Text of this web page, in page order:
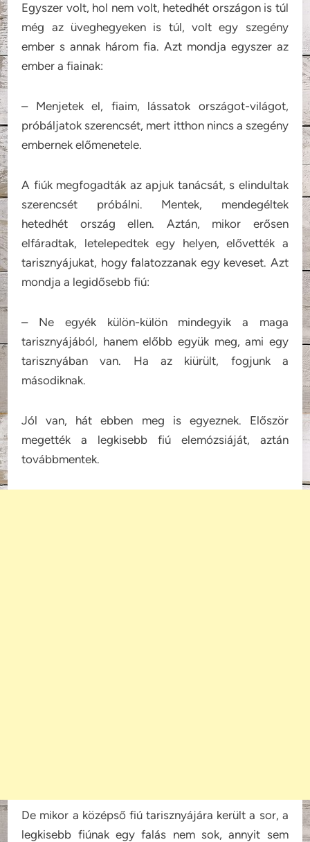
Egyszer volt, hol nem volt, hetedhét országon is túl
még az üveghegyeken is túl, volt egy szegény
ember s annak három fia. Azt mondja egyszer az
ember a fiainak:
– Menjetek el, fiaim, lássatok országot-világot,
próbáljatok szerencsét, mert itthon nincs a szegény
embernek előmenetele.
A fiúk megfogadták az apjuk tanácsát, s elindultak
szerencsét próbálni. Mentek, mendegéltek
hetedhét ország ellen. Aztán, mikor erősen
elfáradtak, letelepedtek egy helyen, elővették a
tarisznyájukat, hogy falatozzanak egy keveset. Azt
mondja a legidősebb fiú:
– Ne egyék külön-külön mindegyik a maga
tarisznyájából, hanem előbb együk meg, ami egy
tarisznyában van. Ha az kiürült, fogjunk a
másodiknak.
Jól van, hát ebben meg is egyeznek. Először
megették a legkisebb fiú elemózsiáját, aztán
továbbmentek.
De mikor a középső fiú tarisznyájára került a sor, a
legkisebb fiúnak egy falás nem sok, annyit sem